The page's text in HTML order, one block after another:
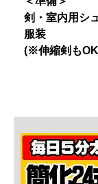
剣・室内用シ
服装
(※伸縮剣もOK